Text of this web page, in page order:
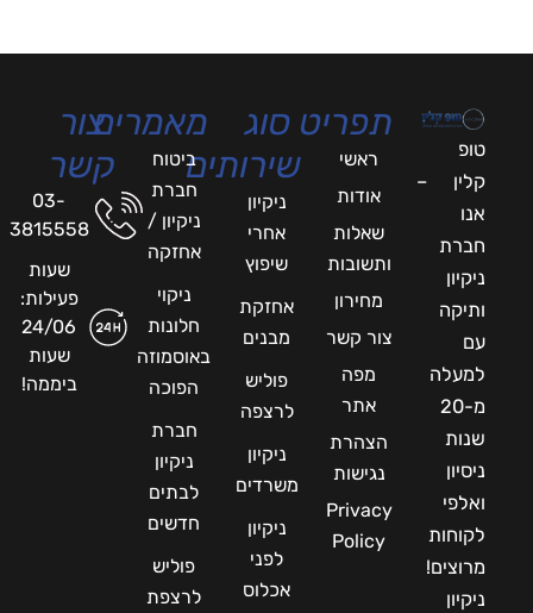
טופ
קלין –
אנו
חברת
ניקיון
ותיקה
עם
למעלה
מ-20
שנות
ניסיון
ואלפי
לקוחות
מרוצים!
ניקיון
תפריט
ראשי
אודות
שאלות
ותשובות
מחירון
צור קשר
מפה
אתר
הצהרת
נגישות
Privacy
Policy
סוג
שירותים
ניקיון
אחרי
שיפוץ
אחזקת
מבנים
פוליש
לרצפה
ניקיון
משרדים
ניקיון
לפני
אכלוס
מאמרים
ביטוח
חברת
ניקיון /
אחזקה
ניקוי
חלונות
באוסמוזה
הפוכה
חברת
ניקיון
לבתים
חדשים
פוליש
לרצפת
צור
קשר
03-
3815558
שעות
פעילות:
24/06
שעות
ביממה!